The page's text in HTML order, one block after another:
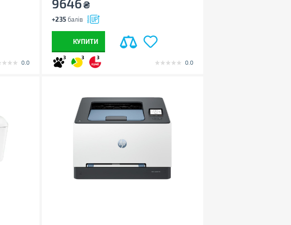
0.0
₴
+235 балів
КУПИТИ
3 3 3
0.0